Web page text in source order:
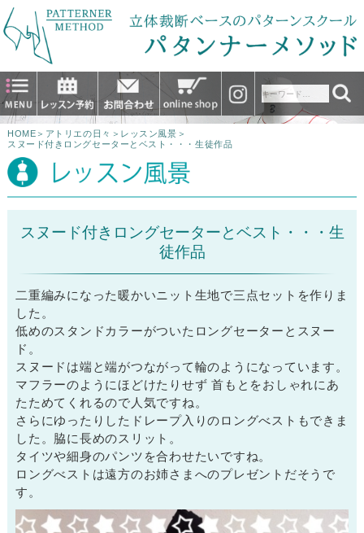
HOME ＞ アトリエの日々 ＞ レッスン風景 ＞
スヌード付きロングセーターとベスト・・・生徒作品
スヌード付きロングセーターとベスト・・・生
徒作品
二重編みになった暖かいニット生地で三点セットを作りま
した。
低めのスタンドカラーがついたロングセーターとスヌー
ド。
スヌードは端と端がつながって輪のようになっています。
マフラーのようにほどけたりせず 首もとをおしゃれにあ
たためてくれるので人気ですね。
さらにゆったりしたドレープ入りのロングべストもできま
した。脇に長めのスリット。
タイツや細身のパンツを合わせたいですね。
ロングべストは遠方のお姉さまへのプレゼントだそうで
す。